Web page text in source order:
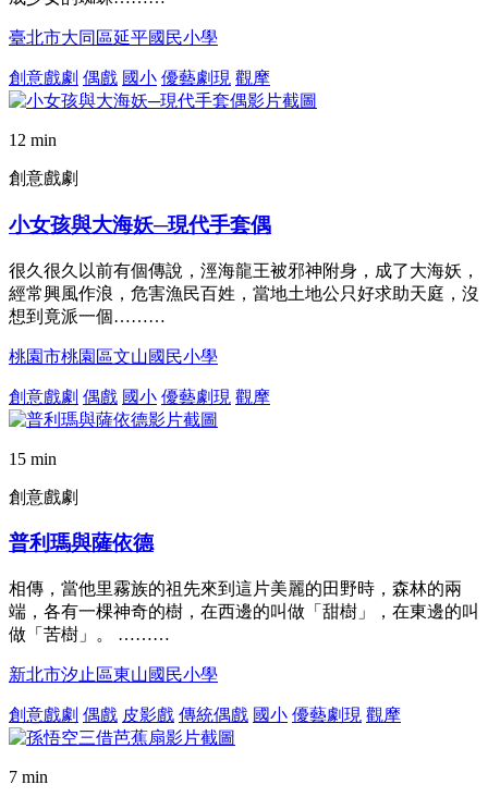
臺北市大同區延平國民小學
創意戲劇 偶戲 國小 優藝劇現 觀摩
12 min
創意戲劇
小女孩與大海妖─現代手套偶
很久很久以前有個傳說，涇海龍王被邪神附身，成了大海妖，
經常興風作浪，危害漁民百姓，當地土地公只好求助天庭，沒
想到竟派一個………
桃園市桃園區文山國民小學
創意戲劇 偶戲 國小 優藝劇現 觀摩
15 min
創意戲劇
普利瑪與薩依德
相傳，當他里霧族的祖先來到這片美麗的田野時，森林的兩
端，各有一棵神奇的樹，在西邊的叫做「甜樹」，在東邊的叫
做「苦樹」。 ………
新北市汐止區東山國民小學
創意戲劇 偶戲 皮影戲 傳統偶戲 國小 優藝劇現 觀摩
7 min